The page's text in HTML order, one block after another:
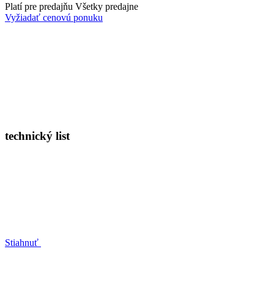
Platí pre predajňu Všetky predajne
Vyžiadať cenovú ponuku
technický list
Stiahnuť